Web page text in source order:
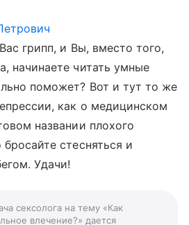
грипп, и Вы, вместо того,
начинаете читать умные
поможет? Вот и тут то же
как о медицинском
названии плохого
стесняться и
Удачи!
сексолога на тему «Как
влечение?» дается